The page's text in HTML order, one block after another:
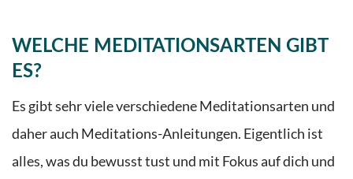
WELCHE MEDITATIONSARTEN GIBT
ES?
Es gibt sehr viele verschiedene Meditationsarten und
daher auch Meditations-Anleitungen. Eigentlich ist
alles, was du bewusst tust und mit Fokus auf dich und